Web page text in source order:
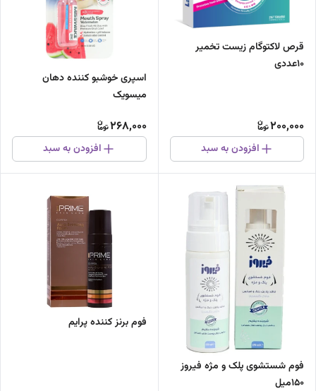
قرص لاکتوگام زیست تخمیر
10عددی
200,000
افزودن به سبد
اسپری خوشبو کننده دهان
میسویک
268,000
افزودن به سبد
فوم شستشوی پلک و مژه فیروز
150میل
فوم برنز کننده پرایم